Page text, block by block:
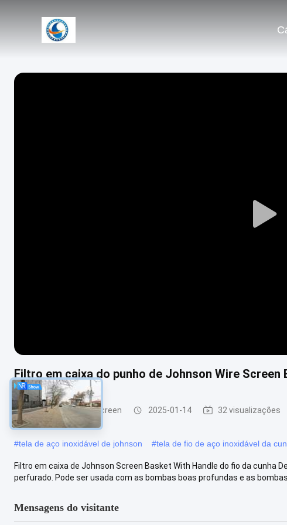
Filtro em caixa do punho de Johnson Wire Screen
Johnson Vee Wire Screen 2025-01-14 32 visualizações
#tela de aço inoxidável de johnson #tela de fio de aço inoxidável da
Filtro em caixa de Johnson Screen Basket With Handle do fio da cunha
perfurado. Pode ser usada com as bombas boas profundas e as
Mensagens do visitante